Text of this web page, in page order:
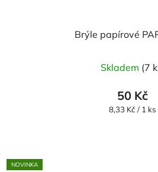
Brýle papírové
Skladem (7
50 Kč
Měrná
8,33 Kč / 1 ks
NOVINKA